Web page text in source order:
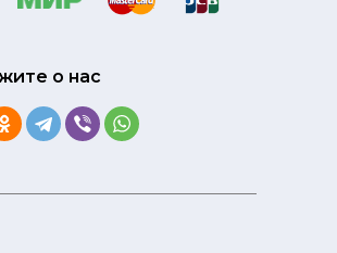
о нас